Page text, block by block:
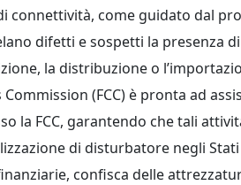
connettività, come guidato dal
difetti e sospetti la presenza
la distribuzione o
(FCC) è pronta ad
la FCC, garantendo che tali
di disturbatore negli
confisca delle